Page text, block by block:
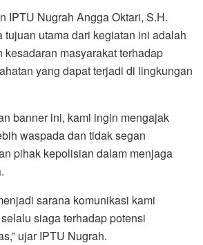
IPTU Nugrah Angga Oktari, S.H.
tujuan utama dari kegiatan ini adalah
kesadaran masyarakat terhadap
yang dapat terjadi di lingkungan
banner ini, kami ingin mengajak
waspada dan tidak segan
pihak kepolisian dalam menjaga
sarana komunikasi kami
siaga terhadap potensi
ujar IPTU Nugrah.